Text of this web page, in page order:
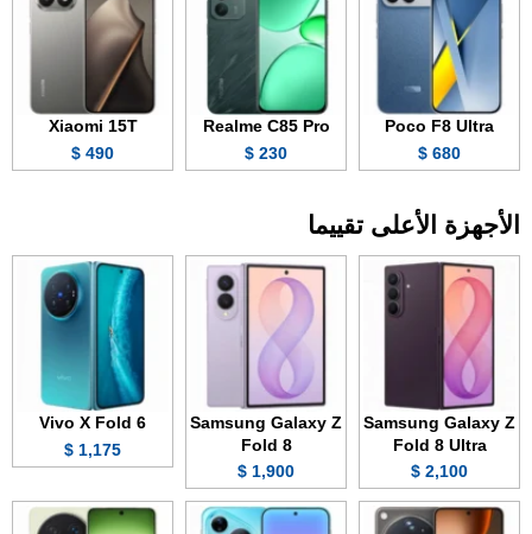
Poco F8 Ultra
680 $
Realme C85 Pro
230 $
Xiaomi 15T
490 $
الأجهزة الأعلى تقييما
Samsung Galaxy Z
Fold 8 Ultra
2,100 $
Samsung Galaxy Z
Fold 8
1,900 $
Vivo X Fold 6
1,175 $